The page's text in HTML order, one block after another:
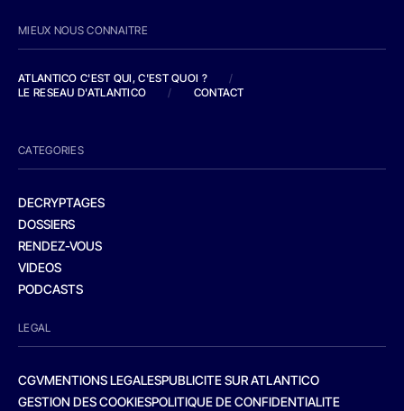
MIEUX NOUS CONNAITRE
ATLANTICO C'EST QUI, C'EST QUOI ?
/
LE RESEAU D'ATLANTICO
/ CONTACT
CATEGORIES
DECRYPTAGES
DOSSIERS
RENDEZ-VOUS
VIDEOS
PODCASTS
LEGAL
CGVMENTIONS LEGALESPUBLICITE SUR ATLANTICO
GESTION DES COOKIESPOLITIQUE DE CONFIDENTIALITE